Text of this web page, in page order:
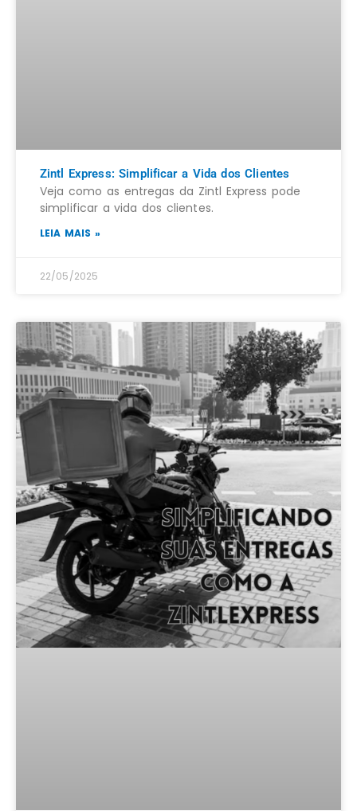
Zintl Express: Simplificar a Vida dos Clientes
Veja como as entregas da Zintl Express pode
simplificar a vida dos clientes.
LEIA MAIS »
22/05/2025